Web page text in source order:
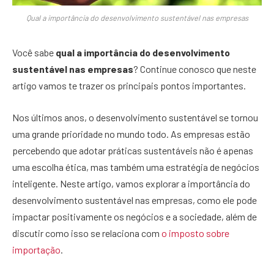
Qual a importância do desenvolvimento sustentável nas empresas
Você sabe qual a importância do desenvolvimento
sustentável nas empresas? Continue conosco que neste
artigo vamos te trazer os principais pontos importantes.
Nos últimos anos, o desenvolvimento sustentável se tornou
uma grande prioridade no mundo todo. As empresas estão
percebendo que adotar práticas sustentáveis não é apenas
uma escolha ética, mas também uma estratégia de negócios
inteligente. Neste artigo, vamos explorar a importância do
desenvolvimento sustentável nas empresas, como ele pode
impactar positivamente os negócios e a sociedade, além de
discutir como isso se relaciona com o imposto sobre
importação